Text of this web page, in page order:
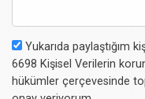
Yukarıda paylaştığım
6698 Kişisel Verilerin
hükümler çerçevesinde